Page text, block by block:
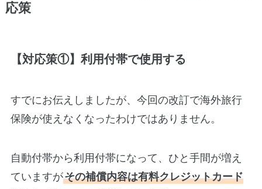
応策
【対応策①】利用付帯で使用する
すでにお伝えしましたが、今回の改訂で海外旅行
保険が使えなくなったわけではありません。
自動付帯から利用付帯になって、ひと手間が増え
ていますがその補償内容は有料クレジットカード